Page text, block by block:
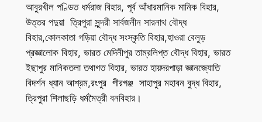
আবুরখীল পণ্ডিত ধর্মরাজ বিহার, পূর্ব আঁধারমানিক মানিক বিহার,
উত্তর পদুয়া ত্রিপুরা সুন্দরী সার্বজনীন সারনাথ বৌদ্ধ
বিহার,কোলকাতা গড়িয়া বৌদ্ধ সংস্কৃতি বিহার,হাওরা বেলুড়
প্রজ্ঞালোক বিহার, ভারত মেদিনীপুর তাম্রলিপ্ত বৌদ্ধ বিহার, ভারত
ইছাপুর মানিকতলা তথাগত বিহার, ভারত হায়দরপাড়া জ্ঞানজ্যোতি
বিদর্শন ধ্যান আশ্রম,রংপুর পীরগঞ্জ সাহাপুর মহাবন বুদ্ধ বিহার,
ত্রিপুরা শিলাছড়ি ধর্মমৈত্রী বনবিহার।